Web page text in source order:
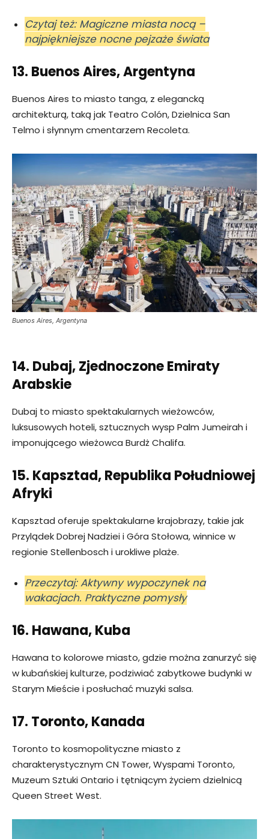
Czytaj też: Magiczne miasta nocą –
najpiękniejsze nocne pejzaże świata
13. Buenos Aires, Argentyna
Buenos Aires to miasto tanga, z elegancką
architekturą, taką jak Teatro Colón, Dzielnica San
Telmo i słynnym cmentarzem Recoleta.
Buenos Aires, Argentyna
14. Dubaj, Zjednoczone Emiraty
Arabskie
Dubaj to miasto spektakularnych wieżowców,
luksusowych hoteli, sztucznych wysp Palm Jumeirah i
imponującego wieżowca Burdż Chalifa.
15. Kapsztad, Republika Południowej
Afryki
Kapsztad oferuje spektakularne krajobrazy, takie jak
Przylądek Dobrej Nadziei i Góra Stołowa, winnice w
regionie Stellenbosch i urokliwe plaże.
Przeczytaj: Aktywny wypoczynek na
wakacjach. Praktyczne pomysły
16. Hawana, Kuba
Hawana to kolorowe miasto, gdzie można zanurzyć się
w kubańskiej kulturze, podziwiać zabytkowe budynki w
Starym Mieście i posłuchać muzyki salsa.
17. Toronto, Kanada
Toronto to kosmopolityczne miasto z
charakterystycznym CN Tower, Wyspami Toronto,
Muzeum Sztuki Ontario i tętniącym życiem dzielnicą
Queen Street West.